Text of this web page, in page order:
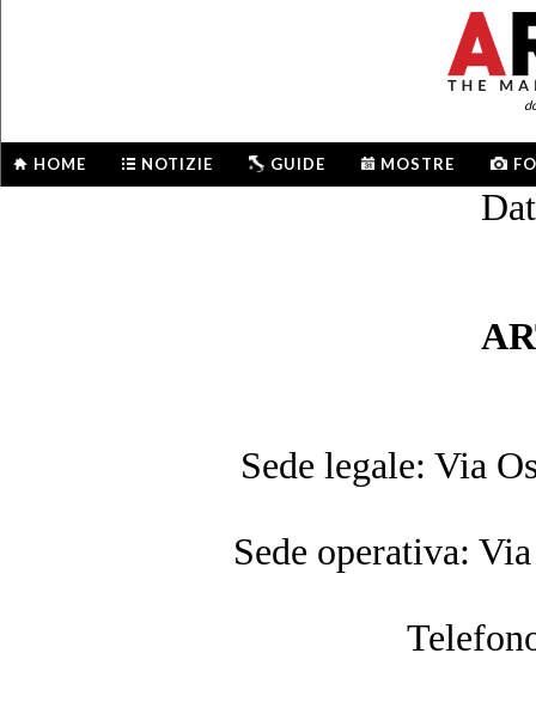
HOME NOTIZIE GUIDE MOSTRE
Sede legale: Via
Sede operativa: